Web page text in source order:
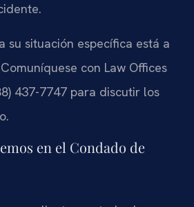
su situación específica está a
con Law Offices
437-7747 para discutir los
en el Condado de